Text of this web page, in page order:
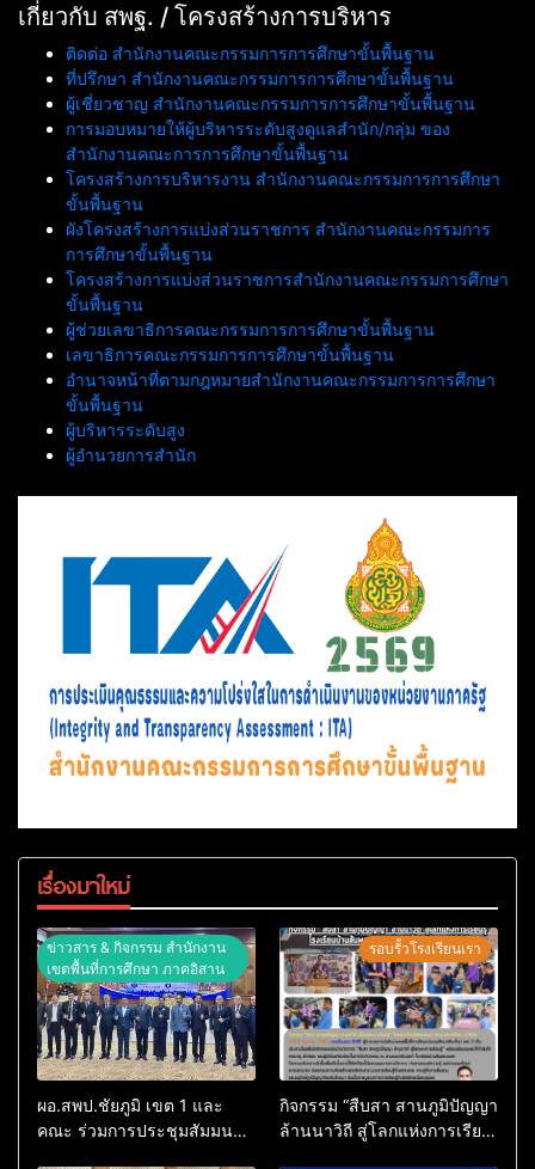
เกี่ยวกับ สพฐ. / โครงสร้างการบริหาร
ติดต่อ สำนักงานคณะกรรมการการศึกษาขั้นพื้นฐาน
ที่ปรึกษา สำนักงานคณะกรรมการการศึกษาขั้นพื้นฐาน
ผู้เชี่ยวชาญ สำนักงานคณะกรรมการการศึกษาขั้นพื้นฐาน
การมอบหมายให้ผู้บริหารระดับสูงดูแลสำนัก/กลุ่ม ของ
สำนักงานคณะการการศึกษาขั้นพื้นฐาน
โครงสร้างการบริหารงาน สำนักงานคณะกรรมการการศึกษา
ขั้นพื้นฐาน
ผังโครงสร้างการแบ่งส่วนราชการ สำนักงานคณะกรรมการ
การศึกษาขั้นพื้นฐาน
โครงสร้างการแบ่งส่วนราชการสำนักงานคณะกรรมการศึกษา
ขั้นพื้นฐาน
ผู้ช่วยเลขาธิการคณะกรรมการการศึกษาขั้นพื้นฐาน
เลขาธิการคณะกรรมการการศึกษาขั้นพื้นฐาน
อำนาจหน้าที่ตามกฎหมายสำนักงานคณะกรรมการการศึกษา
ขั้นพื้นฐาน
ผู้บริหารระดับสูง
ผู้อำนวยการสำนัก
เรื่องมาใหม่
ข่าวสาร & กิจกรรม สำนักงาน
เขตพื้นที่การศึกษา ภาคอิสาน
ผอ.สพป.ชัยภูมิ เขต 1 และ
คณะ ร่วมการประชุมสัมมนา
รอบรั้วโรงเรียนเรา
กิจกรรม “สืบสา สานภูมิปัญญา
ล้านนาวิถี สู่โลกแห่งการเรียน